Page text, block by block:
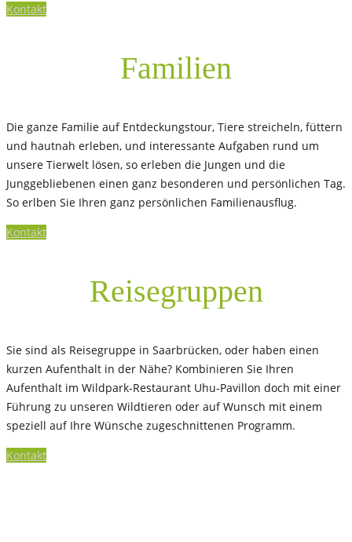
Kontakt
Familien
Die ganze Familie auf Entdeckungstour, Tiere streicheln, füttern
und hautnah erleben, und interessante Aufgaben rund um
unsere Tierwelt lösen, so erleben die Jungen und die
Junggebliebenen einen ganz besonderen und persönlichen Tag.
So erlben Sie Ihren ganz persönlichen Familienausflug.
Kontakt
Reisegruppen
Sie sind als Reisegruppe in Saarbrücken, oder haben einen
kurzen Aufenthalt in der Nähe? Kombinieren Sie Ihren
Aufenthalt im Wildpark-Restaurant Uhu-Pavillon doch mit einer
Führung zu unseren Wildtieren oder auf Wunsch mit einem
speziell auf Ihre Wünsche zugeschnittenen Programm.
Kontakt